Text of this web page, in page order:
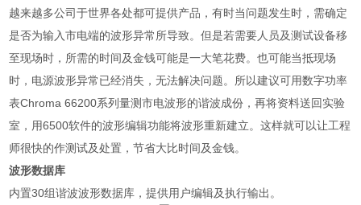
越来越多公司于世界各处都可提供产品，有时当问题发生时，需确定
是否为输入市电端的波形异常所导致。但是若需要人员及测试设备移
至现场时，所需的时间及金钱可能是一大笔花费。也可能当抵现场
时，电源波形异常已经消失，无法解决问题。所以建议可用数字功率
表Chroma 66200系列量测市电波形的谐波成份，再将资料送回实验
室，用6500软件的波形编辑功能将波形重新建立。这样就可以让工程
师很快的作测试及处置，节省大比时间及金钱。
波形数据库
内置30组谐波波形数据库，提供用户编辑及执行输出。